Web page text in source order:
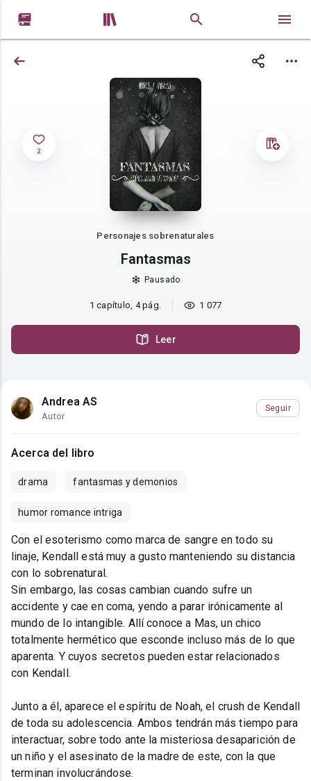
 
2
Personajes sobrenaturales
Fantasmas
Pausado
1 capítulo, 4 pág. 1 077
Leer
Andrea AS
Autor
Seguir
Acerca del libro
drama fantasmas y demonios
humor romance intriga
Con el esoterismo como marca de sangre en todo su
linaje, Kendall está muy a gusto manteniendo su distancia
con lo sobrenatural.
Sin embargo, las cosas cambian cuando sufre un
accidente y cae en coma, yendo a parar irónicamente al
mundo de lo intangible. Allí conoce a Mas, un chico
totalmente hermético que esconde incluso más de lo que
aparenta. Y cuyos secretos pueden estar relacionados
con Kendall.
Junto a él, aparece el espíritu de Noah, el crush de Kendall
de toda su adolescencia. Ambos tendrán más tiempo para
interactuar, sobre todo ante la misteriosa desaparición de
un niño y el asesinato de la madre de este, con la que
terminan involucrándose.